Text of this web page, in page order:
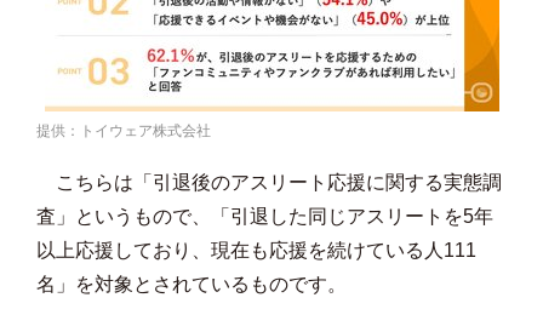
提供：トイウェア株式会社
こちらは「引退後のアスリート応援に関する実態調
査」というもので、「引退した同じアスリートを5年
以上応援しており、現在も応援を続けている人111
名」を対象とされているものです。